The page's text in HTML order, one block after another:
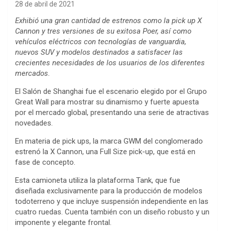
28 de abril de 2021
Exhibió una gran cantidad de estrenos como la pick up X
Cannon y tres versiones de su exitosa Poer, así como
vehículos eléctricos con tecnologías de vanguardia,
nuevos SUV y modelos destinados a satisfacer las
crecientes necesidades de los usuarios de los diferentes
mercados.
El Salón de Shanghai fue el escenario elegido por el Grupo
Great Wall para mostrar su dinamismo y fuerte apuesta
por el mercado global, presentando una serie de atractivas
novedades.
En materia de pick ups, la marca GWM del conglomerado
estrenó la X Cannon, una Full Size pick-up, que está en
fase de concepto.
Esta camioneta utiliza la plataforma Tank, que fue
diseñada exclusivamente para la producción de modelos
todoterreno y que incluye suspensión independiente en las
cuatro ruedas. Cuenta también con un diseño robusto y un
imponente y elegante frontal.